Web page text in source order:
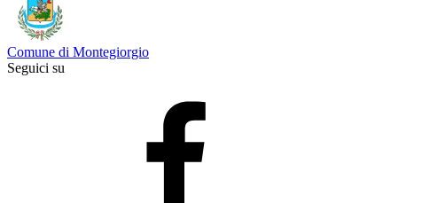
Comune di Montegiorgio
Seguici su